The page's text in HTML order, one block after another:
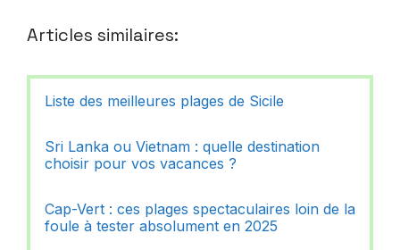
Articles similaires:
Liste des meilleures plages de Sicile
Sri Lanka ou Vietnam : quelle destination
choisir pour vos vacances ?
Cap-Vert : ces plages spectaculaires loin de la
foule à tester absolument en 2025